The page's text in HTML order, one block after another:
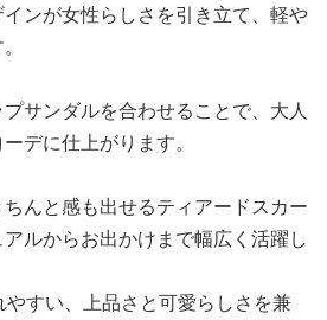
ンが女性らしさを引き立て、軽や
サンダルを合わせることで、大人
デに仕上がります。
んと感も出せるティアードスカー
ルからお出かけまで幅広く活躍し
すい、上品さと可愛らしさを兼